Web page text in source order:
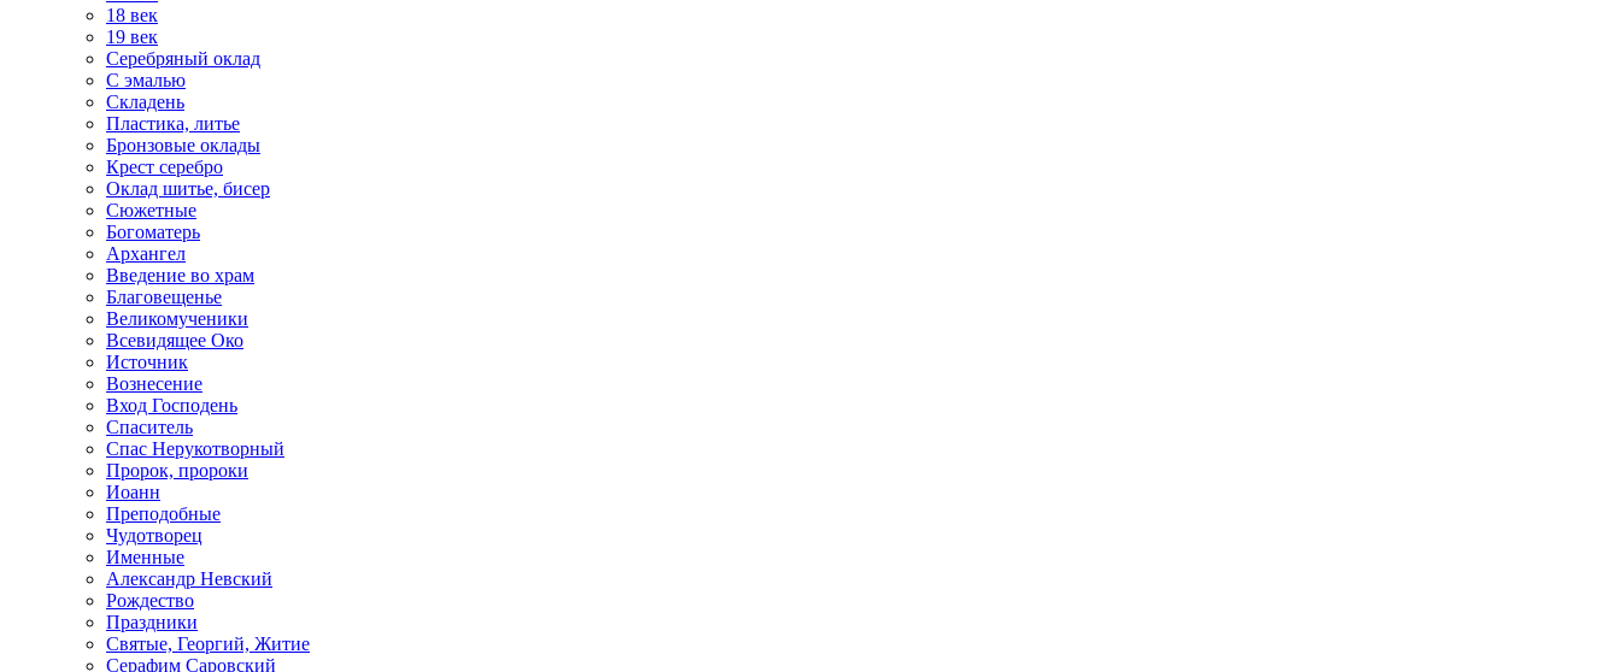
18 век
19 век
Серебряный оклад
С эмалью
Складень
Пластика, литье
Бронзовые оклады
Крест серебро
Оклад шитье, бисер
Сюжетные
Богоматерь
Архангел
Введение во храм
Благовещенье
Великомученики
Всевидящее Око
Источник
Вознесение
Вход Господень
Спаситель
Спас Нерукотворный
Пророк, пророки
Иоанн
Преподобные
Чудотворец
Именные
Александр Невский
Рождество
Праздники
Святые, Георгий, Житие
Серафим Саровский